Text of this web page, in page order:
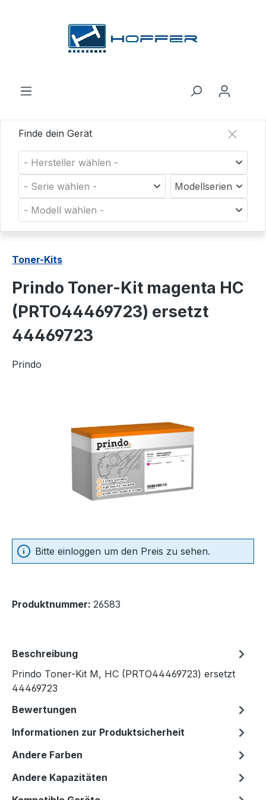
Finde dein Gerät
- Hersteller wählen -
- Serie wählen -
Modellserien
- Modell wählen -
Toner-Kits
Prindo Toner-Kit magenta HC
(PRTO44469723) ersetzt
44469723
Prindo
Bitte einloggen um den Preis zu sehen.
Produktnummer: 26583
Beschreibung
Prindo Toner-Kit M, HC (PRTO44469723) ersetzt
44469723
Bewertungen
Informationen zur Produktsicherheit
Andere Farben
Andere Kapazitäten